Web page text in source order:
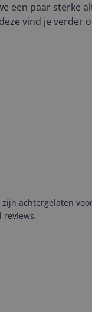
een paar sterke
deze vind je verder
achtergelaten
reviews.